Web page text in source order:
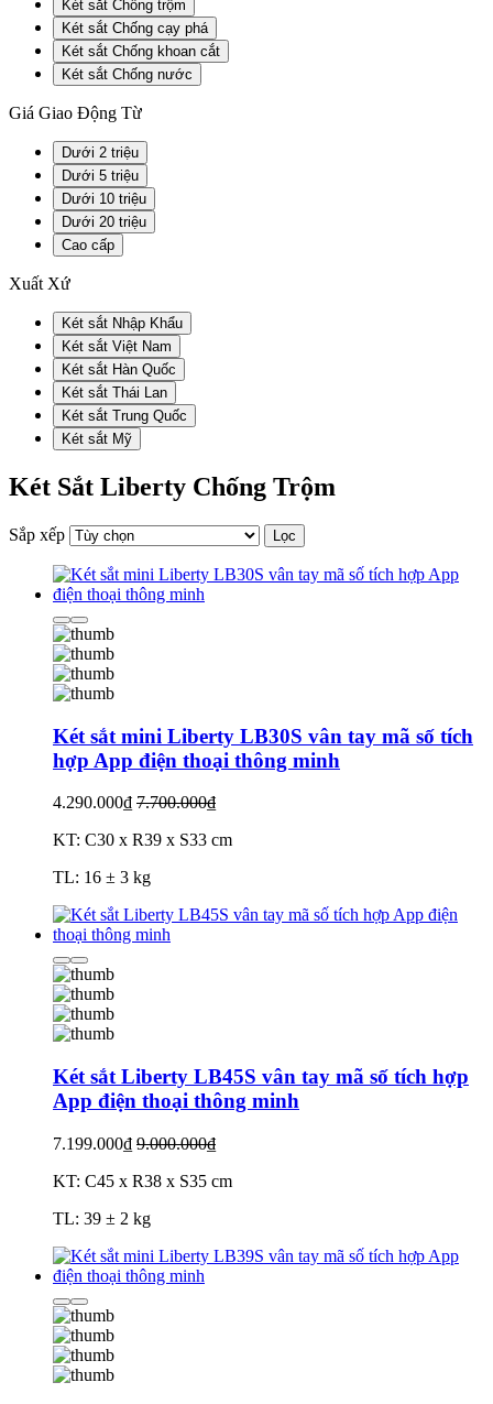
Két sắt Chống trộm
Két sắt Chống cạy phá
Két sắt Chống khoan cắt
Két sắt Chống nước
Giá Giao Động Từ
Dưới 2 triệu
Dưới 5 triệu
Dưới 10 triệu
Dưới 20 triệu
Cao cấp
Xuất Xứ
Két sắt Nhập Khẩu
Két sắt Việt Nam
Két sắt Hàn Quốc
Két sắt Thái Lan
Két sắt Trung Quốc
Két sắt Mỹ
Két Sắt Liberty Chống Trộm
Sắp xếp Lọc
Két sắt mini Liberty LB30S vân tay mã số tích
hợp App điện thoại thông minh
4.290.000₫ 7.700.000₫
KT: C30 x R39 x S33 cm
TL: 16 ± 3 kg
Két sắt Liberty LB45S vân tay mã số tích hợp
App điện thoại thông minh
7.199.000₫ 9.000.000₫
KT: C45 x R38 x S35 cm
TL: 39 ± 2 kg